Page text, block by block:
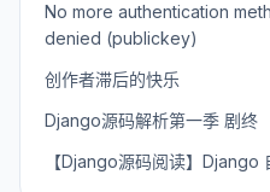
No more authentication
denied (publickey)
创作者滞后的快乐
Django源码解析第一季 剧终
【Django源码阅读】Django